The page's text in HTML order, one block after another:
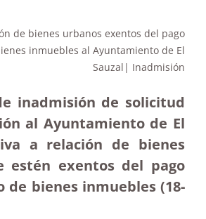
de bienes urbanos exentos del pago
inmuebles al Ayuntamiento de El
Sauzal| Inadmisión
inadmisión de solicitud
al Ayuntamiento de El
a relación de bienes
estén exentos del pago
de bienes inmuebles (18-